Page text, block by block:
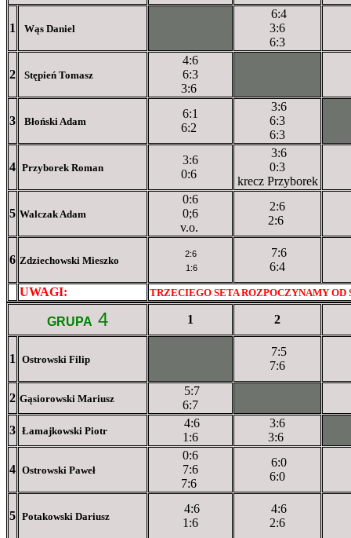
1 Wąs Daniel
6:4
3:6
6:3
2 Stępień Tomasz
4:6
6:3
3:6
3 Błoński Adam
6:1
6:2
3:6
6:3
6:3
4 Przyborek Roman
3:6
0:6
3:6
0:3
krecz Przyborek
5 Walczak Adam
0:6
0;6
v.o.
2:6
2:6
6 Zdziechowski Mieszko
2:6
1:6
7:6
6:4
UWAGI:
TRZECIEGO SETA ROZPOCZYNAMY OD
GRUPA 4 1 2
1 Ostrowski Filip
7:5
7:6
2 Gąsiorowski Mariusz
5:7
6:7
3 Łamajkowski Piotr
4:6
1:6
3:6
3:6
4 Ostrowski Paweł
0:6
7:6
7:6
6:0
6:0
5 Potakowski Dariusz
4:6
1:6
4:6
2:6